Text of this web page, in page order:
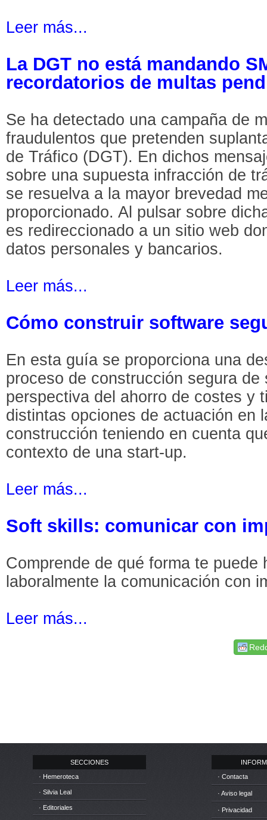
Leer más...
La DGT no está mandando
recordatorios de multas
Se ha detectado una campaña de
fraudulentos que pretenden
de Tráfico (DGT). En dichos
sobre una supuesta infracción de
se resuelva a la mayor brevedad
proporcionado. Al pulsar sobre
es redireccionado a un sitio web
datos personales y bancarios.
Leer más...
Cómo construir software
En esta guía se proporciona una
proceso de construcción segura de
perspectiva del ahorro de costes y
distintas opciones de actuación en
construcción teniendo en cuenta
contexto de una start-up.
Leer más...
Soft skills: comunicar con
Comprende de qué forma te
laboralmente la comunicación con
Leer más...
SECCIONES
· Hemeroteca
· Silvia Leal
· Editoriales
· Contacta
· Aviso legal
· Privacidad